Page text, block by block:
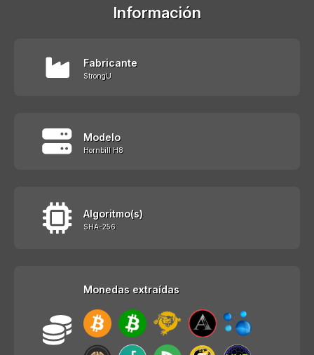
Información
Fabricante
StrongU
Modelo
Hornbill H8
Algoritmo(s)
SHA-256
Monedas extraídas